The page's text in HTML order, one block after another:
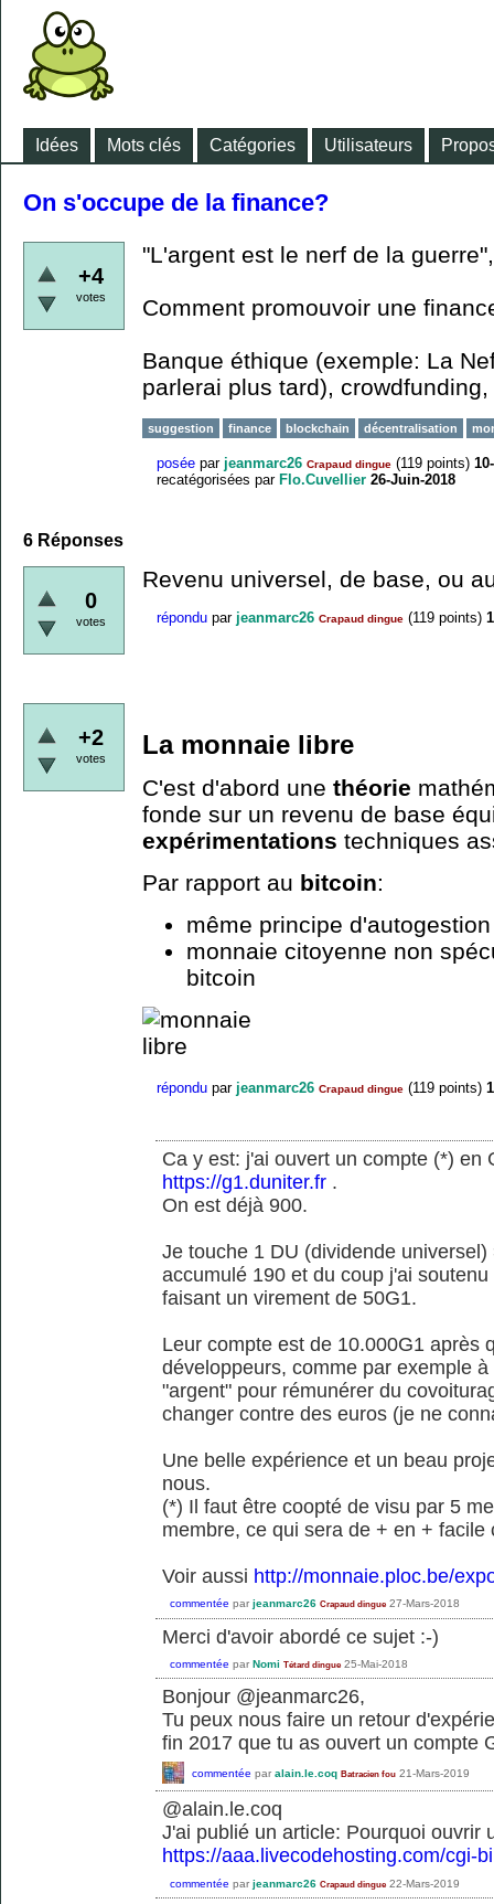
Idées Mots clés Catégories Utilisateurs
On s'occupe de la finance?
+4
votes
"L'argent est le nerf de la
Comment promouvoir une
Banque éthique (exemple: La
parlerai plus tard),
suggestion finance blockchain décentralisation
posée par jeanmarc26 Crapaud dingue (119 points)
recatégorisées par Flo.Cuvellier 26-Juin-2018
6 Réponses
0
votes
Revenu universel, de base, ou
répondu par jeanmarc26 Crapaud dingue (119 points)
+2
votes La monnaie libre
C'est d'abord une théorie
fonde sur un revenu de base
expérimentations techniques
Par rapport au bitcoin:
même principe
monnaie citoyenne non
bitcoin
répondu par jeanmarc26 Crapaud dingue (119 points)
Ca y est: j'ai ouvert un compte (*) en
https://g1.duniter.fr .
On est déjà 900.
Je touche 1 DU (dividende
accumulé 190 et du coup j'ai
faisant un virement de 50G1.
Leur compte est de 10.000G1 après
développeurs, comme par exemple
"argent" pour rémunérer du
changer contre des euros (je ne
Une belle expérience et un beau
nous.
(*) Il faut être coopté de visu par 5
membre, ce qui sera de + en +
Voir aussi http://monnaie.ploc.be/
commentée par jeanmarc26 Crapaud dingue 27-Mars-2018
Merci d'avoir abordé ce sujet :-)
commentée par Nomi Tétard dingue 25-Mai-2018
Bonjour @jeanmarc26,
Tu peux nous faire un retour
fin 2017 que tu as ouvert un compte
commentée par alain.le.coq Batracien fou 21-Mars-2019
@alain.le.coq
J'ai publié un article: Pourquoi ouvrir
https://aaa.livecodehosting.com/cgi-
commentée par jeanmarc26 Crapaud dingue 22-Mars-2019